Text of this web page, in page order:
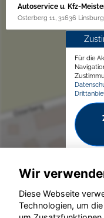
Autoservice u. Kfz-
Osterberg 11, 31636 Linsburg
Für die
Wir
Diese Webseite
Technologien, um